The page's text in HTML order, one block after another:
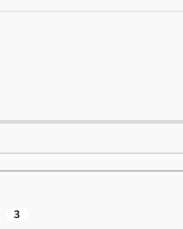
3